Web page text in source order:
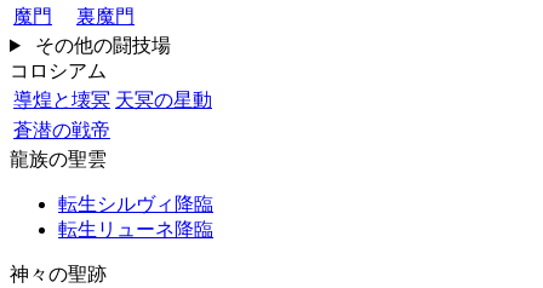
魔門
裏魔門
その他の闘技場
コロシアム
導煌と壊冥 天冥の星動
蒼潜の戦帝
龍族の聖雲
転生シルヴィ降臨
転生リューネ降臨
神々の聖跡